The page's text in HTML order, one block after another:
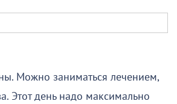
Можно заниматься лечением,
Этот день надо максимально